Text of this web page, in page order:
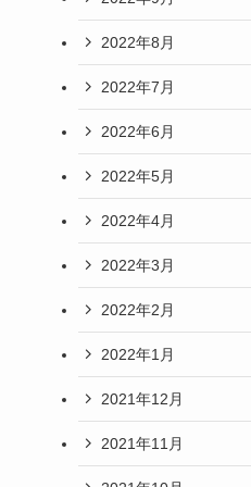
2022年8月
2022年7月
2022年6月
2022年5月
2022年4月
2022年3月
2022年2月
2022年1月
2021年12月
2021年11月